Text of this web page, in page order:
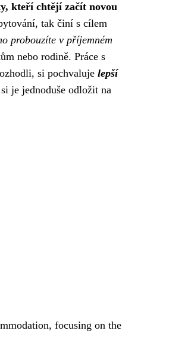
kteří chtějí začít novou
tak činí s cílem
probouzíte v příjemném
nebo rodině. Práce s
si pochvaluje lepší
je jednoduše odložit na
focusing on the